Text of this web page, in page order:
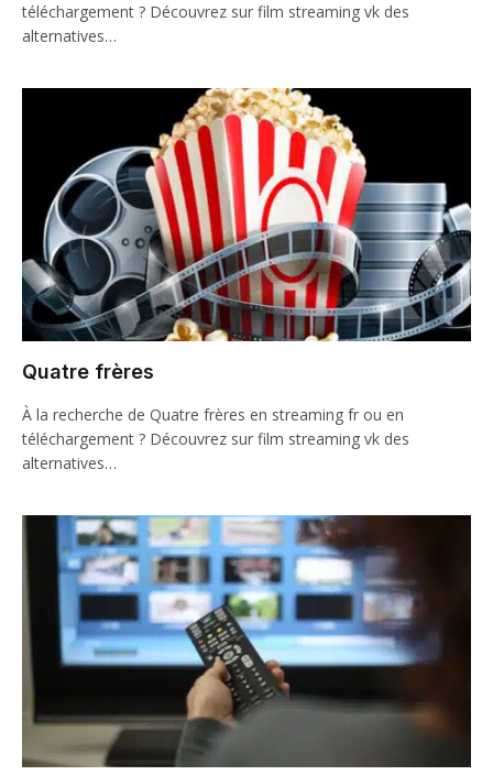
téléchargement ? Découvrez sur film streaming vk des
alternatives…
Quatre frères
À la recherche de Quatre frères en streaming fr ou en
téléchargement ? Découvrez sur film streaming vk des
alternatives…